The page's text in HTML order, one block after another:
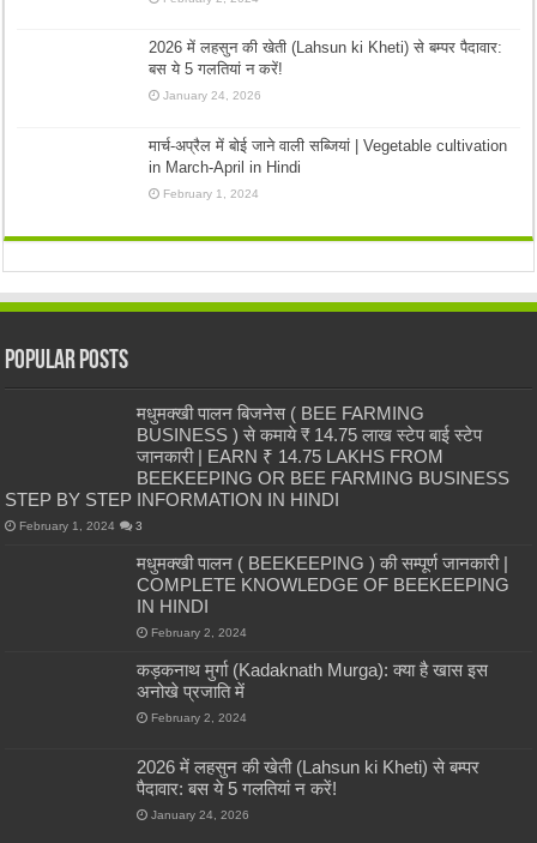
2026 में लहसुन की खेती (Lahsun ki Kheti) से बम्पर पैदावार:
बस ये 5 गलतियां न करें!
January 24, 2026
मार्च-अप्रैल में बोई जाने वाली सब्जियां | Vegetable cultivation
in March-April in Hindi
February 1, 2024
Popular Posts
मधुमक्खी पालन बिजनेस ( BEE FARMING
BUSINESS ) से कमाये ₹ 14.75 लाख स्टेप बाई स्टेप
जानकारी | EARN ₹ 14.75 LAKHS FROM
BEEKEEPING OR BEE FARMING BUSINESS
STEP BY STEP INFORMATION IN HINDI
February 1, 2024 3
मधुमक्खी पालन ( BEEKEEPING ) की सम्पूर्ण जानकारी |
COMPLETE KNOWLEDGE OF BEEKEEPING
IN HINDI
February 2, 2024
कड़कनाथ मुर्गा (Kadaknath Murga): क्या है खास इस
अनोखे प्रजाति में
February 2, 2024
2026 में लहसुन की खेती (Lahsun ki Kheti) से बम्पर
पैदावार: बस ये 5 गलतियां न करें!
January 24, 2026